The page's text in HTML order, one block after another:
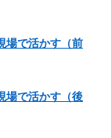
で活かす（前
で活かす（後